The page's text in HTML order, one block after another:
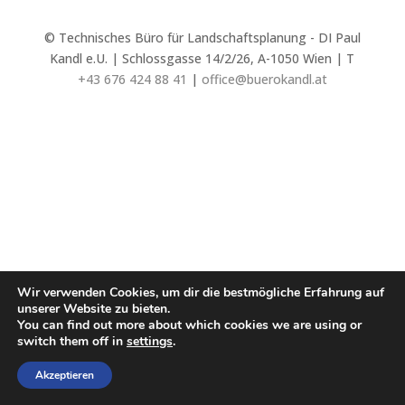
© Technisches Büro für Landschaftsplanung - DI Paul
Kandl e.U. | Schlossgasse 14/2/26, A-1050 Wien | T
+43 676 424 88 41 | office@buerokandl.at
Wir verwenden Cookies, um dir die bestmögliche Erfahrung auf
unserer Website zu bieten.
You can find out more about which cookies we are using or
switch them off in settings.
Akzeptieren